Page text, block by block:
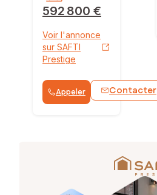
592 800 €
Voir l'annonce
sur SAFTI
Prestige
Appeler Contacter